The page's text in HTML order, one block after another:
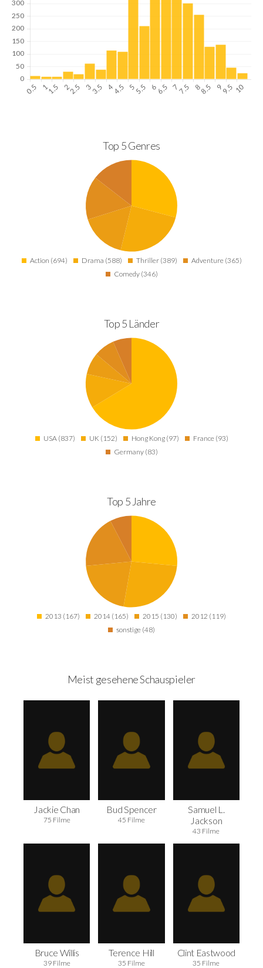
Top 5 Genres
Action (694) Drama (588) Thriller (389)
Adventure (365)
Comedy (346)
Top 5 Länder
USA (837) UK (152) Hong Kong (97)
France (93)
Germany (83)
Top 5 Jahre
2013 (167) 2014 (165) 2015 (130)
2012 (119)
sonstige (48)
Meist gesehene Schauspieler
Jackie Chan
75 Filme
Bud Spencer
45 Filme
Samuel L.
Jackson
43 Filme
Bruce Willis
39 Filme
Terence Hill
35 Filme
Clint Eastwood
35 Filme